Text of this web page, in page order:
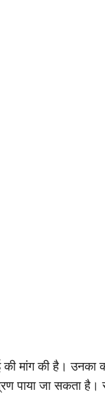
की मांग की है।
पाया जा सकता